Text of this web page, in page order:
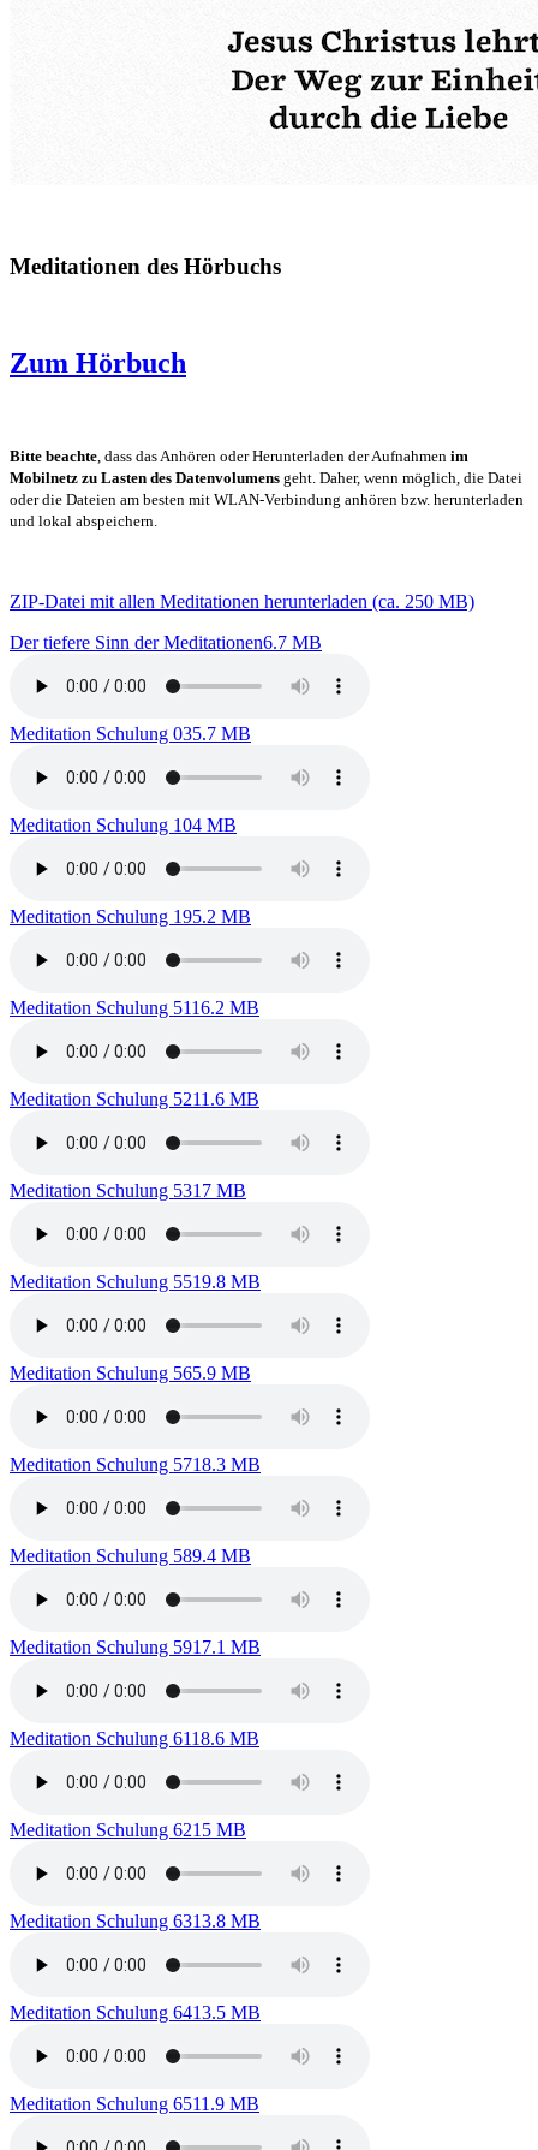
Meditationen des Hörbuchs
Zum Hörbuch
Bitte beachte, dass das Anhören oder Herunterladen der Aufnahmen im
Mobilnetz zu Lasten des Datenvolumens geht. Daher, wenn möglich, die Datei
oder die Dateien am besten mit WLAN-Verbindung anhören bzw. herunterladen
und lokal abspeichern.
ZIP-Datei mit allen Meditationen herunterladen (ca. 250 MB)
Der tiefere Sinn der Meditationen6.7 MB
Meditation Schulung 035.7 MB
Meditation Schulung 104 MB
Meditation Schulung 195.2 MB
Meditation Schulung 5116.2 MB
Meditation Schulung 5211.6 MB
Meditation Schulung 5317 MB
Meditation Schulung 5519.8 MB
Meditation Schulung 565.9 MB
Meditation Schulung 5718.3 MB
Meditation Schulung 589.4 MB
Meditation Schulung 5917.1 MB
Meditation Schulung 6118.6 MB
Meditation Schulung 6215 MB
Meditation Schulung 6313.8 MB
Meditation Schulung 6413.5 MB
Meditation Schulung 6511.9 MB